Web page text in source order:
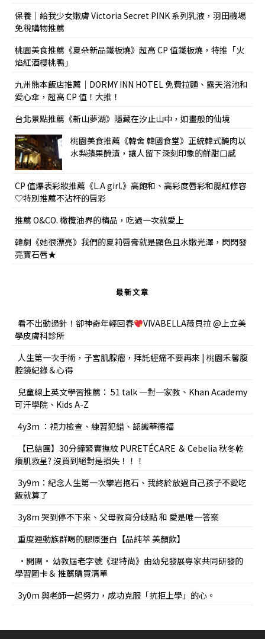
保養｜給我少女嫩膚 Victoria Secret PINK 系列乳液，羽田機場
免稅購物推薦
桃園美食推薦《夏朵新品鐵板燒》超高 CP 值鐵板燒，特推「火
焰紅酒櫻桃鴨」
九州熊本飯店推薦｜DORMY INN HOTEL 免費拉麵、露天浴池和
愛心傘，超高 CP 值！大推！
台北景點推薦《新山夢湖》隱藏在汐止山中，如畫般的仙境
桃園美食推薦《韓舍 韓國食堂》正統韓式醃肉以
水梨蘋果醃漬，讓人留下深刻印象的鮮甜口感
CP 值爆表彩妝推薦《L.A girl.》高飽和、高彩度唇彩和腮紅修容
♡特別推薦不沾杯的唇彩
推薦 O&CO. 橄欖油界的精品，吃過一次就愛上
韓劇《她很漂亮》我們的夏莉唇膏就是顯色且水嫩光澤，閃閃發
亮寶石唇★
最新文章
看不出動過針！卻神奇年輕回春
VIVABELLA薇貝拉 @上立美
學皮膚科診所
人生第一次手術，子宮肌腺瘤，拜託經痛不要再來 | 桃園禾馨腹
腔鏡紀錄＆心得
兒童線上英文學習推薦： 51 talk 一對一家教、Khan Academy
可汗學院、Kids A-Z
4y3m ：視力檢查、練習犯錯、認識華德福
【已結團】30分鐘緊實撫紋 PURETÉCARE ＆ Cebelia 秋冬乾
癢肌救星? 沒買到絕對是損失！！！
3y9m：紀念人生第一次攀岩抱石、我終於放過自己孩子不愛吃
飯就算了
3y8m 哭到停不下來、父母教育分歧點 和 愛是唯一答案
重度運動族群喝的膠原蛋白【品純萃 美顏飲】
•開團• 幼教屆老字號《理特尚》由幼兒發展專家共同研發的
學習圖卡＆ 推薦購買清單
3y0m 與老師一起努力，成功克服「抗拒上學」的心。